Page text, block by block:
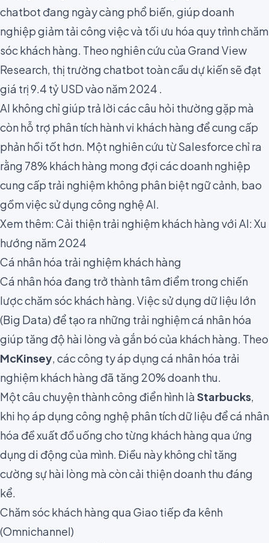
chatbot đang ngày càng phổ biến, giúp doanh
nghiệp giảm tải công việc và tối ưu hóa quy trình chăm
sóc khách hàng. Theo nghiên cứu của Grand View
Research, thị trường chatbot toàn cầu dự kiến sẽ đạt
giá trị 9.4 tỷ USD vào năm 2024 .
AI không chỉ giúp trả lời các câu hỏi thường gặp mà
còn hỗ trợ phân tích hành vi khách hàng để cung cấp
phản hồi tốt hơn. Một nghiên cứu từ Salesforce chỉ ra
rằng 78% khách hàng mong đợi các doanh nghiệp
cung cấp trải nghiệm không phân biệt ngữ cảnh, bao
gồm việc sử dụng công nghệ AI.
Xem thêm:Cải thiện trải nghiệm khách hàng với AI: Xu
hướng năm 2024
Cá nhân hóa trải nghiệm khách hàng
Cá nhân hóa đang trở thành tâm điểm trong chiến
lược chăm sóc khách hàng. Việc sử dụng dữ liệu lớn
(Big Data) để tạo ra những trải nghiệm cá nhân hóa
giúp tăng độ hài lòng và gắn bó của khách hàng. Theo
McKinsey, các công ty áp dụng cá nhân hóa trải
nghiệm khách hàng đã tăng 20% doanh thu.
Một câu chuyện thành công điển hình làStarbucks,
khi họ áp dụng công nghệ phân tích dữ liệu để cá nhân
hóa đề xuất đồ uống cho từng khách hàng qua ứng
dụng di động của mình. Điều này không chỉ tăng
cường sự hài lòng mà còn cải thiện doanh thu đáng
kể.
Chăm sóc khách hàng qua Giao tiếp đa kênh
(Omnichannel)